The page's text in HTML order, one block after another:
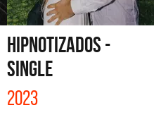
HIPNOTIZADOS -
SINGLE
2023